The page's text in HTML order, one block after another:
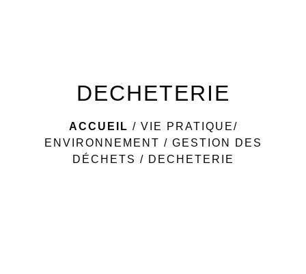
DECHETERIE
ACCUEIL / VIE PRATIQUE/
ENVIRONNEMENT / GESTION DES
DÉCHETS / DECHETERIE